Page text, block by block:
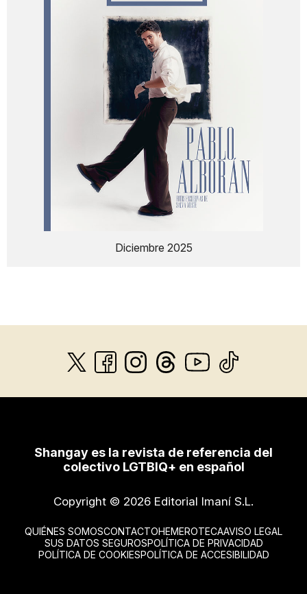
Diciembre 2025
Shangay es la revista de referencia del
colectivo LGTBIQ+ en español
Copyright © 2026 Editorial Imaní S.L.
QUIÉNES SOMOSCONTACTOHEMEROTECAAVISO LEGAL
SUS DATOS SEGUROSPOLÍTICA DE PRIVACIDAD
POLÍTICA DE COOKIESPOLÍTICA DE ACCESIBILIDAD